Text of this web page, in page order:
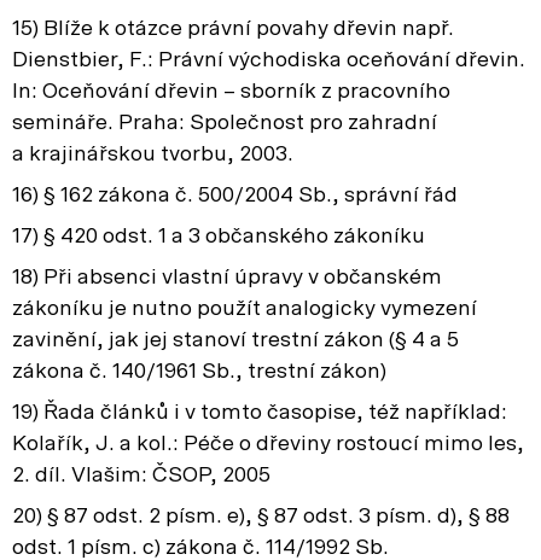
15) Blíže k otázce právní povahy dřevin např.
Dienstbier, F.: Právní východiska oceňování dřevin.
In: Oceňování dřevin – sborník z pracovního
semináře. Praha: Společnost pro zahradní
a krajinářskou tvorbu, 2003.
16) § 162 zákona č. 500/2004 Sb., správní řád
17) § 420 odst. 1 a 3 občanského zákoníku
18) Při absenci vlastní úpravy v občanském
zákoníku je nutno použít analogicky vymezení
zavinění, jak jej stanoví trestní zákon (§ 4 a 5
zákona č. 140/1961 Sb., trestní zákon)
19) Řada článků i v tomto časopise, též například:
Kolařík, J. a kol.: Péče o dřeviny rostoucí mimo les,
2. díl. Vlašim: ČSOP, 2005
20) § 87 odst. 2 písm. e), § 87 odst. 3 písm. d), § 88
odst. 1 písm. c) zákona č. 114/1992 Sb.